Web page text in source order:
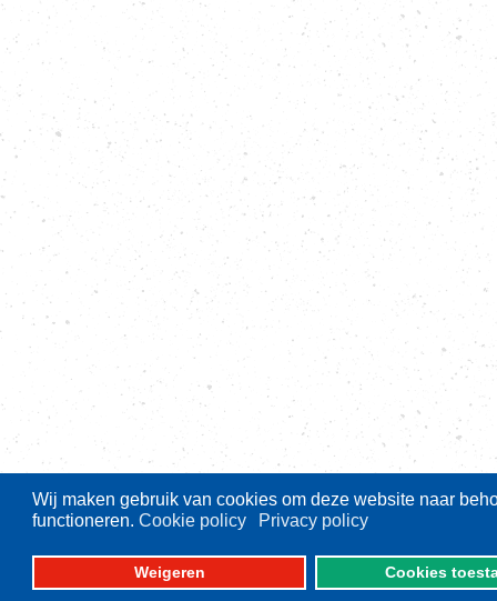
Wij maken gebruik van cookies om deze website naar
functioneren. Cookie policy Privacy policy
Weigeren Cookies